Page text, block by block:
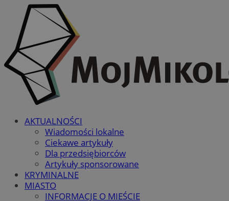
AKTUALNOŚCI
Wiadomości lokalne
Ciekawe artykuły
Dla przedsiębiorców
Artykuły sponsorowane
KRYMINALNE
MIASTO
INFORMACJE O MIEŚCIE